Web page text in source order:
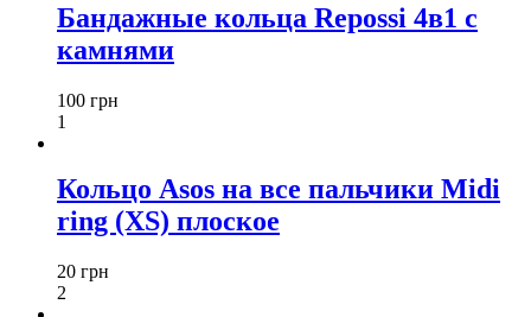
Бандажные кольца Repossi 4в1 с
камнями
100 грн
1
Кольцо Asos на все пальчики Midi
ring (XS) плоское
20 грн
2